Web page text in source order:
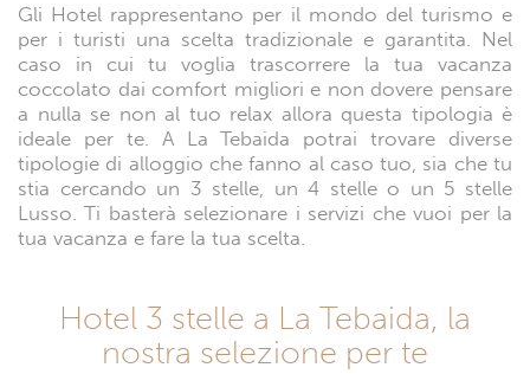
Gli Hotel rappresentano per il mondo del turismo e
per i turisti una scelta tradizionale e garantita. Nel
caso in cui tu voglia trascorrere la tua vacanza
coccolato dai comfort migliori e non dovere pensare
a nulla se non al tuo relax allora questa tipologia è
ideale per te. A La Tebaida potrai trovare diverse
tipologie di alloggio che fanno al caso tuo, sia che tu
stia cercando un 3 stelle, un 4 stelle o un 5 stelle
Lusso. Ti basterà selezionare i servizi che vuoi per la
tua vacanza e fare la tua scelta.
Hotel 3 stelle a La Tebaida, la
nostra selezione per te